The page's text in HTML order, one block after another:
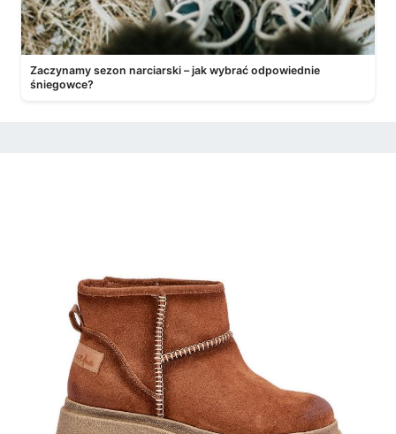
Zaczynamy sezon narciarski – jak wybrać odpowiednie
śniegowce?